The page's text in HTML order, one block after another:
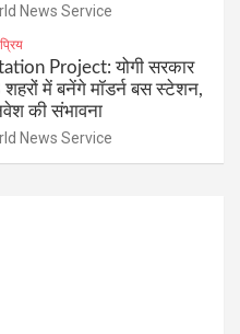
News Service
Project: योगी सरकार
शहरों में बनेंगे मॉडर्न बस स्टेशन,
की संभावना
News Service